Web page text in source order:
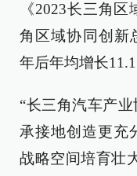
《2023长三角
角区域协同创新
年后年均增长
“长三角汽车产
承接地创造更充
战略空间培育壮